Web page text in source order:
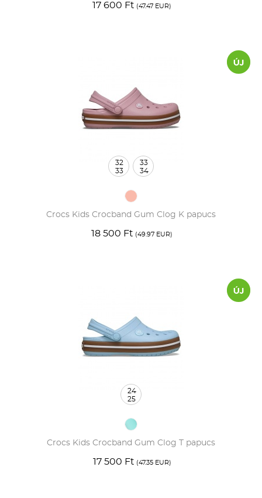
17 600 Ft (47.47 EUR)
Crocs Kids Crocband Gum Clog K papucs
18 500 Ft (49.97 EUR)
32
33
33
34
Crocs Kids Crocband Gum Clog T papucs
17 500 Ft (47.35 EUR)
24
25